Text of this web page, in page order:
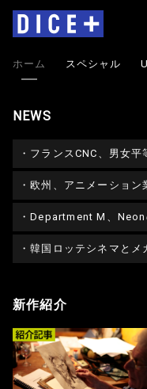
ホーム スペシャル
NEWS
フランスCNC、男女平等促進へ
欧州、アニメーション業界初の環境認
Department M、Neonの主
韓国ロッテシネマとメガボック
新作紹介